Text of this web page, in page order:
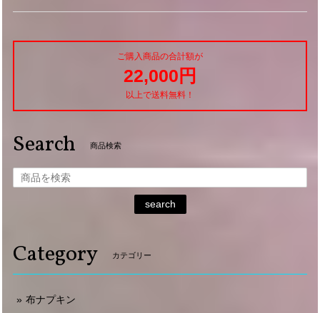
ご購入商品の合計額が
22,000円
以上で送料無料！
Search 商品検索
search
Category カテゴリー
布ナプキン